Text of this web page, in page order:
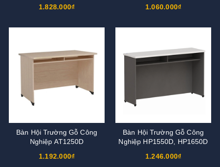
1.828.000₫
1.060.000₫
Bàn Hội Trường Gỗ Công
Nghiệp AT1250D
1.192.000₫
Bàn Hội Trường Gỗ Công
Nghiệp HP1550D, HP1650D
1.246.000₫